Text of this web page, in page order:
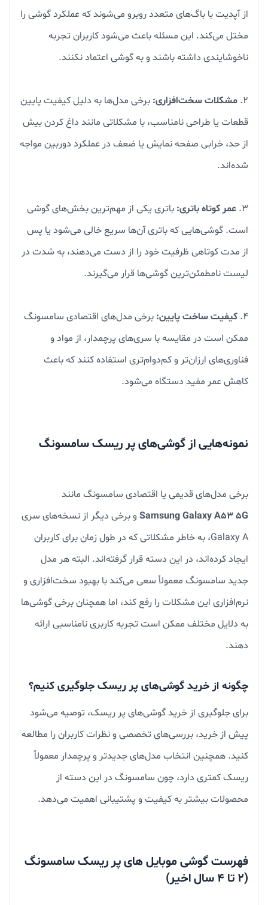
از آپدیت با باگ‌های متعدد روبرو می‌شوند که عملکرد گوشی را
مختل می‌کند. این مسئله باعث می‌شود کاربران تجربه
ناخوشایندی داشته باشند و به گوشی اعتماد نکنند.
۲. مشکلات سخت‌افزاری: برخی مدل‌ها به دلیل کیفیت پایین
قطعات یا طراحی نامناسب، با مشکلاتی مانند داغ کردن بیش
از حد، خرابی صفحه نمایش یا ضعف در عملکرد دوربین مواجه
شده‌اند.
۳. عمر کوتاه باتری: باتری یکی از مهم‌ترین بخش‌های گوشی
است. گوشی‌هایی که باتری آن‌ها سریع خالی می‌شود یا پس
از مدت کوتاهی ظرفیت خود را از دست می‌دهند، به شدت در
لیست نامطمئن‌ترین گوشی‌ها قرار می‌گیرند.
۴. کیفیت ساخت پایین: برخی مدل‌های اقتصادی سامسونگ
ممکن است در مقایسه با سری‌های پرچمدار، از مواد و
فناوری‌های ارزان‌تر و کم‌دوام‌تری استفاده کنند که باعث
کاهش عمر مفید دستگاه می‌شود.
نمونه‌هایی از گوشی‌های پر ریسک سامسونگ
برخی مدل‌های قدیمی یا اقتصادی سامسونگ مانند
Samsung Galaxy A53 5G و برخی دیگر از نسخه‌های سری
Galaxy A، به خاطر مشکلاتی که در طول زمان برای کاربران
ایجاد کرده‌اند، در این دسته قرار گرفته‌اند. البته هر مدل
جدید سامسونگ معمولاً سعی می‌کند با بهبود سخت‌افزاری و
نرم‌افزاری این مشکلات را رفع کند، اما همچنان برخی گوشی‌ها
به دلایل مختلف ممکن است تجربه کاربری نامناسبی ارائه
دهند.
چگونه از خرید گوشی‌های پر ریسک جلوگیری کنیم؟
برای جلوگیری از خرید گوشی‌های پر ریسک، توصیه می‌شود
پیش از خرید، بررسی‌های تخصصی و نظرات کاربران را مطالعه
کنید. همچنین انتخاب مدل‌های جدیدتر و پرچمدار معمولاً
ریسک کمتری دارد، چون سامسونگ در این دسته از
محصولات بیشتر به کیفیت و پشتیبانی اهمیت می‌دهد.
فهرست گوشی‌ موبایل های پر ریسک سامسونگ
(۲ تا 4 سال اخیر)